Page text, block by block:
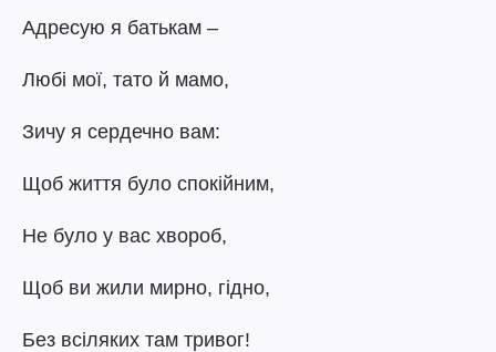
Адресую я батькам –
Любі мої, тато й мамо,
Зичу я сердечно вам:
Щоб життя було спокійним,
Не було у вас хвороб,
Щоб ви жили мирно, гідно,
Без всіляких там тривог!